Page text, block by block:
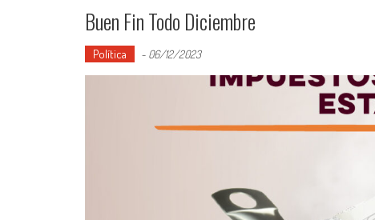
Buen Fin Todo Diciembre
Política - 06/12/2023